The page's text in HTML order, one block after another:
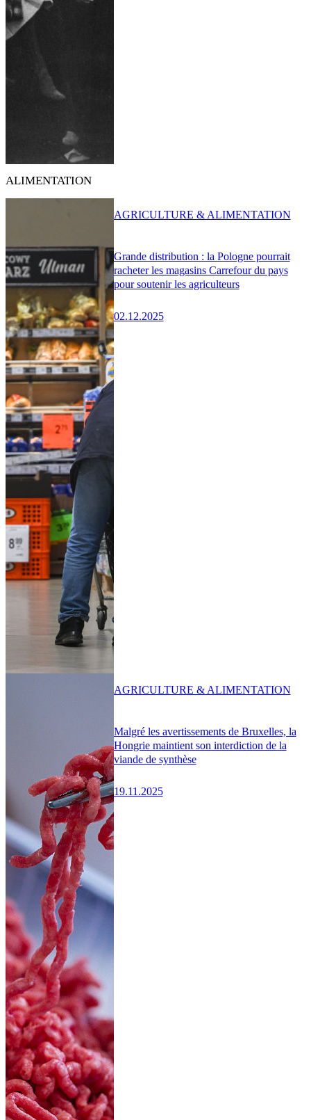
ALIMENTATION
Grande distribution : la Pologne pourrait
racheter les magasins Carrefour du pays
pour soutenir les agriculteurs
02.12.2025
AGRICULTURE & ALIMENTATION
Malgré les avertissements de Bruxelles, la
Hongrie maintient son interdiction de la
viande de synthèse
19.11.2025
AGRICULTURE & ALIMENTATION